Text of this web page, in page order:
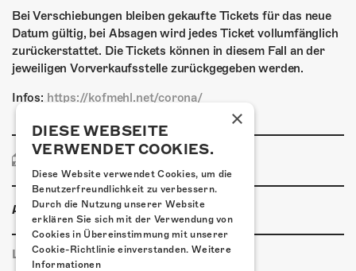
MITMACHEN
Bei Verschiebungen bleiben gekaufte Tickets für das neue
Datum gültig, bei Absagen wird jedes Ticket vollumfänglich
zurückerstattet. Die Tickets können in diesem Fall an der
jeweiligen Vorverkaufsstelle zurückgegeben werden.
Infos: https://kofmehl.net/corona/
ANLASSINFORMATIONEN
LINKS & PARTNER
×
DIESE WEBSEITE
VERWENDET COOKIES.
Diese Website verwendet Cookies, um die
Benutzerfreundlichkeit zu verbessern.
Durch die Nutzung unserer Website
erklären Sie sich mit der Verwendung von
Cookies in Übereinstimmung mit unserer
Cookie-Richtlinie einverstanden. Weitere
Informationen